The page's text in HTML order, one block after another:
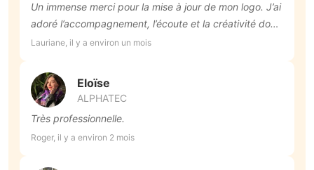
Un immense merci pour la mise à jour de mon logo. J’ai
adoré l’accompagnement, l’écoute et la créativité dont
Manon a fait preuve. Le résultat est exactement ce
Lauriane, il y a environ un mois
Eloïse
ALPHATEC
Très professionnelle.
Roger, il y a environ 2 mois